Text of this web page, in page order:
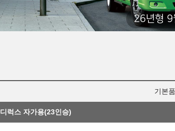
26년형 9
기본
디럭스 자가용(23인승)